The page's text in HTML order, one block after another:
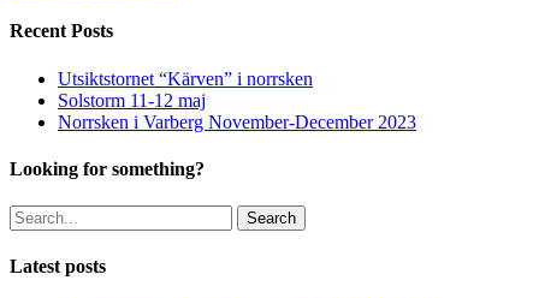
Recent Posts
Utsiktstornet “Kärven” i norrsken
Solstorm 11-12 maj
Norrsken i Varberg November-December 2023
Looking for something?
Search
Latest posts